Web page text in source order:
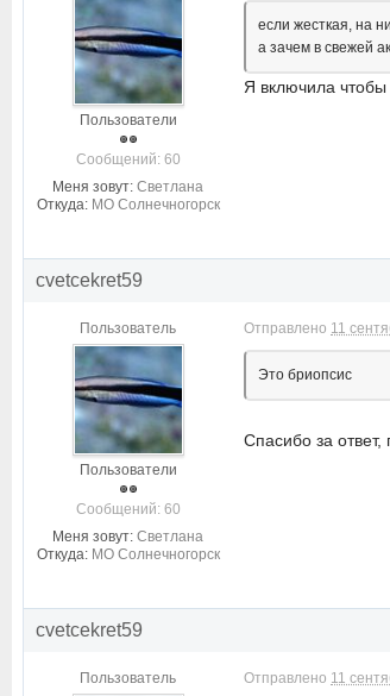
Пользователи
Cообщений: 60
Меня зовут: Светлана
Откуда: МО Солнечногорск
если жесткая, на
а зачем в свежей
Я включила чтобы
cvetcekret59
Пользователь
Пользователи
Cообщений: 60
Меня зовут: Светлана
Откуда: МО Солнечногорск
Отправлено 11
Это бриопсис
Спасибо за ответ,
cvetcekret59
Пользователь Отправлено 11